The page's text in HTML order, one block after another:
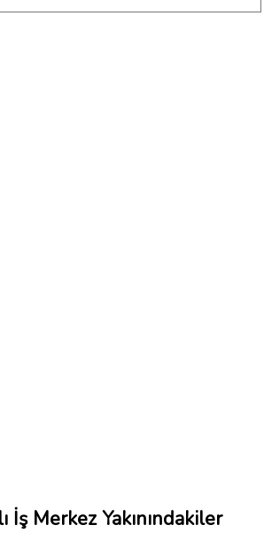
İş Merkez Yakınındakiler